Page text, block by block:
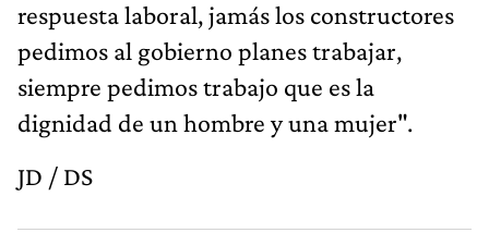
respuesta laboral, jamás los constructores
pedimos al gobierno planes trabajar,
siempre pedimos trabajo que es la
dignidad de un hombre y una mujer".
JD / DS